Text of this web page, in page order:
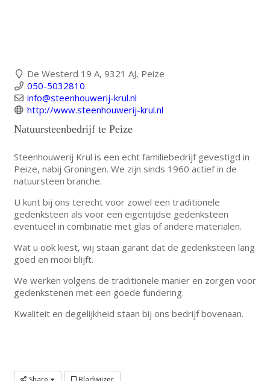
De Westerd 19 A, 9321 AJ, Peize
050-5032810
info@steenhouwerij-krul.nl
http://www.steenhouwerij-krul.nl
Natuursteenbedrijf te Peize
Steenhouwerij Krul is een echt familiebedrijf gevestigd in
Peize, nabij Groningen. We zijn sinds 1960 actief in de
natuursteen branche.
U kunt bij ons terecht voor zowel een traditionele
gedenksteen als voor een eigentijdse gedenksteen
eventueel in combinatie met glas of andere materialen.
Wat u ook kiest, wij staan garant dat de gedenksteen lang
goed en mooi blijft.
We werken volgens de traditionele manier en zorgen voor
gedenkstenen met een goede fundering.
Kwaliteit en degelijkheid staan bij ons bedrijf bovenaan.